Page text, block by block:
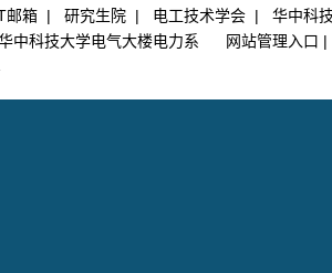
邮箱 | 研究生院 | 电工技术学会 | 华中科
中科技大学电气大楼电力系
网站管理入口 |